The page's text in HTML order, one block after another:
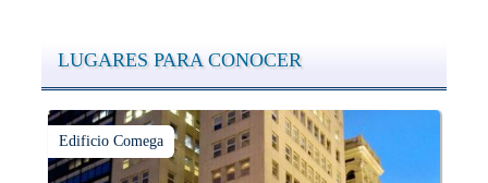
LUGARES PARA CONOCER
Edificio Comega